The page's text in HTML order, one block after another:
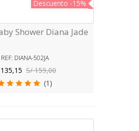
Descuento -15%
Rápida
Shower Diana Jade
REF: DIANA-502JA
S/ 159,00
(1)